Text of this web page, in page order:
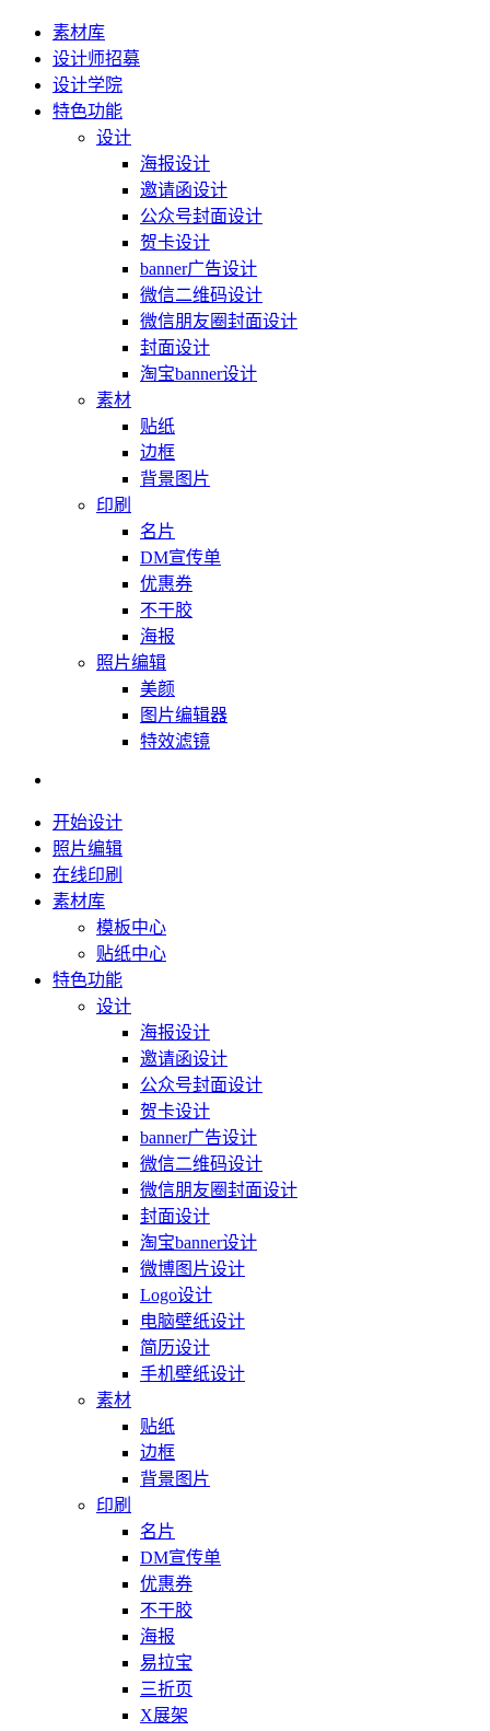
素材库
设计师招募
设计学院
特色功能
设计
海报设计
邀请函设计
公众号封面设计
贺卡设计
banner广告设计
微信二维码设计
微信朋友圈封面设计
封面设计
淘宝banner设计
素材
贴纸
边框
背景图片
印刷
名片
DM宣传单
优惠券
不干胶
海报
照片编辑
美颜
图片编辑器
特效滤镜
开始设计
照片编辑
在线印刷
素材库
模板中心
贴纸中心
特色功能
设计
海报设计
邀请函设计
公众号封面设计
贺卡设计
banner广告设计
微信二维码设计
微信朋友圈封面设计
封面设计
淘宝banner设计
微博图片设计
Logo设计
电脑壁纸设计
简历设计
手机壁纸设计
素材
贴纸
边框
背景图片
印刷
名片
DM宣传单
优惠券
不干胶
海报
易拉宝
三折页
X展架